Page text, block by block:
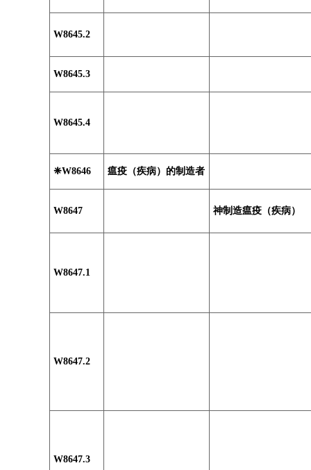
W8645.2
W8645.3
W8645.4
❈W8646 瘟疫（疾病）的制造者
W8647 神制造瘟疫（疾病）
W8647.1
W8647.2
W8647.3